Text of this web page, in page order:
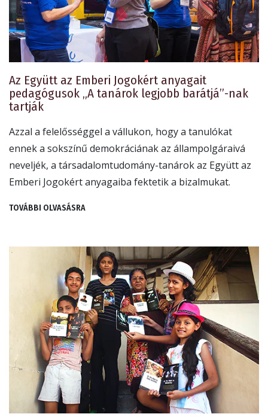
Az Együtt az Emberi Jogokért anyagait
pedagógusok „A tanárok legjobb barátjá”-nak
tartják
Azzal a felelősséggel a vállukon, hogy a tanulókat
ennek a sokszínű demokráciának az állampolgáraivá
neveljék, a társadalomtudomány-tanárok az Együtt az
Emberi Jogokért anyagaiba fektetik a bizalmukat.
TOVÁBBI OLVASÁSRA